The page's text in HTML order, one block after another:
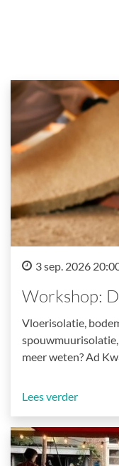
3 sep. 2026
Workshop:
Vloerisolatie,
meer weten? Ad
Lees verder